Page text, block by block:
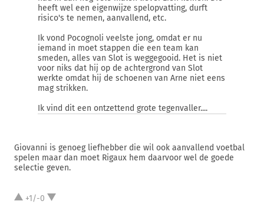
heeft wel een eigenwijze spelopvatting, durft
risico's te nemen, aanvallend, etc.
Ik vond Pocognoli veelste jong, omdat er nu
iemand in moet stappen die een team kan
smeden, alles van Slot is weggegooid. Het is niet
voor niks dat hij op de achtergrond van Slot
werkte omdat hij de schoenen van Arne niet eens
mag strikken.
Ik vind dit een ontzettend grote tegenvaller....
Giovanni is genoeg liefhebber die wil ook aanvallend voetbal
spelen maar dan moet Rigaux hem daarvoor wel de goede
selectie geven.
+1/-0